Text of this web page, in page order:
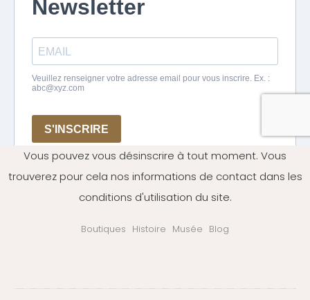
Vous pouvez vous désinscrire à tout moment. Vous
trouverez pour cela nos informations de contact dans les
conditions d'utilisation du site.
Boutiques Histoire Musée Blog